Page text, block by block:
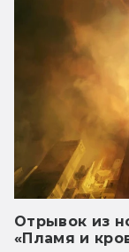
Отрывок из
«Пламя и